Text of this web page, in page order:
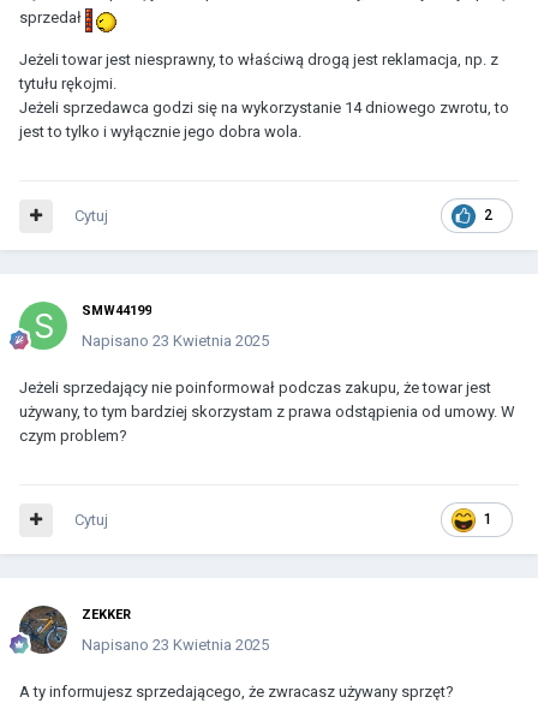
sprzedał
Jeżeli towar jest niesprawny, to właściwą drogą jest reklamacja, np. z
tytułu rękojmi.
Jeżeli sprzedawca godzi się na wykorzystanie 14 dniowego zwrotu, to
jest to tylko i wyłącznie jego dobra wola.
2
Cytuj
SMW44199
Napisano 23 Kwietnia 2025
Jeżeli sprzedający nie poinformował podczas zakupu, że towar jest
używany, to tym bardziej skorzystam z prawa odstąpienia od umowy. W
czym problem?
1
Cytuj
ZEKKER
Napisano 23 Kwietnia 2025
A ty informujesz sprzedającego, że zwracasz używany sprzęt?